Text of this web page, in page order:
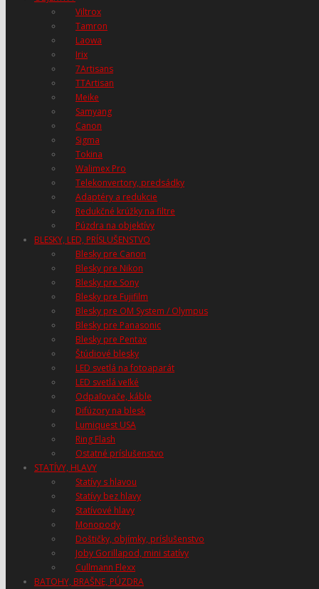
Viltrox
Tamron
Laowa
Irix
7Artisans
TTArtisan
Meike
Samyang
Canon
Sigma
Tokina
Walimex Pro
Telekonvertory, predsádky
Adaptéry a redukcie
Redukčné krúžky na filtre
Púzdra na objektívy
BLESKY, LED, PRÍSLUŠENSTVO
Blesky pre Canon
Blesky pre Nikon
Blesky pre Sony
Blesky pre Fujifilm
Blesky pre OM System / Olympus
Blesky pre Panasonic
Blesky pre Pentax
Štúdiové blesky
LED svetlá na fotoaparát
LED svetlá veľké
Odpaľovače, káble
Difúzory na blesk
Lumiquest USA
Ring Flash
Ostatné príslušenstvo
STATÍVY, HLAVY
Statívy s hlavou
Statívy bez hlavy
Statívové hlavy
Monopody
Doštičky, objímky, príslušenstvo
Joby Gorillapod, mini statívy
Cullmann Flexx
BATOHY, BRAŠNE, PÚZDRA